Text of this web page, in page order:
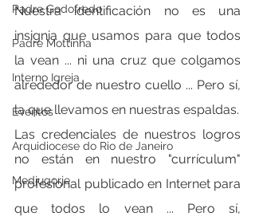
Padre Godofredo
Padre Mottinha
Interno Igreja
Eventos
Arquidiocese do Rio de Janeiro
Medjugorje
Nuestra identificación no es una
insignia que usamos para que todos
la vean ... ni una cruz que colgamos
alrededor de nuestro cuello ... Pero sí,
la que llevamos en nuestras espaldas.
Las credenciales de nuestros logros
no están en nuestro "currículum"
profesional publicado en Internet para
que todos lo vean ... Pero sí,